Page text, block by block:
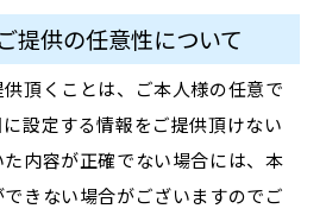
提供の任意性について
頂くことは、ご本人様の任意で
設定する情報をご提供頂けない
内容が正確でない場合には、本
きない場合がございますのでご